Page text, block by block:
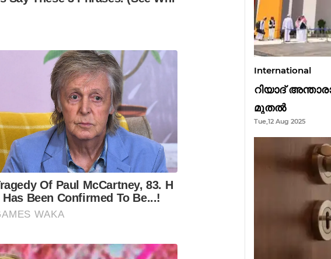
International
റിയാദ്
മുതൽ
Tue,12 Aug 2025